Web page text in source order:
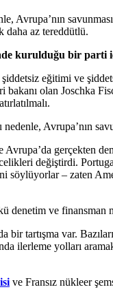
Avrupa’nın
daha az tereddütlü.
kurulduğu bir parti
eğitimi ve
bakanı olan
Avrupa’nın
Avrupa’da gerçekten
değiştirdi.
söylüyorlar – zaten
denetim ve finansman
tartışma var.
ilerleme yolları
ve Fransız nükleer